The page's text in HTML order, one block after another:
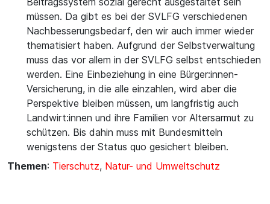
müssen. Da gibt es bei der SVLFG verschiedenen
Nachbesserungsbedarf, den wir auch immer wieder
thematisiert haben. Aufgrund der Selbstverwaltung
muss das vor allem in der SVLFG selbst entschieden
werden. Eine Einbeziehung in eine Bürger:innen-
Versicherung, in die alle einzahlen, wird aber die
Perspektive bleiben müssen, um langfristig auch
Landwirt:innen und ihre Familien vor Altersarmut zu
schützen. Bis dahin muss mit Bundesmitteln
wenigstens der Status quo gesichert bleiben.
Themen: Tierschutz, Natur- und Umweltschutz